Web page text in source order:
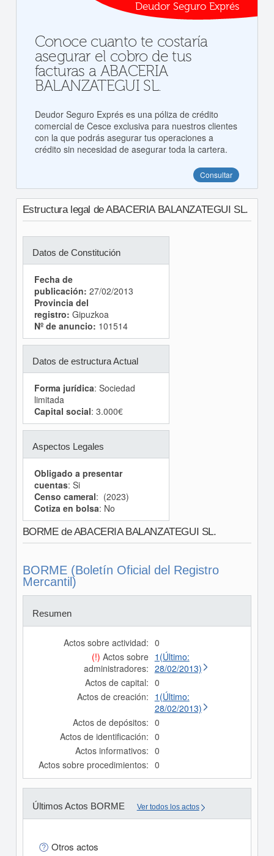
Deudor Seguro Exprés
Conoce cuanto te costaría
asegurar el cobro de tus
facturas a ABACERIA
BALANZATEGUI SL.
Deudor Seguro Exprés es una póliza de crédito
comercial de Cesce exclusiva para nuestros clientes
con la que podrás asegurar tus operaciones a
crédito sin necesidad de asegurar toda la cartera.
Consultar
Estructura legal de ABACERIA BALANZATEGUI SL.
Datos de Constitución
Fecha de
publicación: 27/02/2013
Provincia del
registro: Gipuzkoa
Nº de anuncio: 101514
Datos de estructura Actual
Forma jurídica: Sociedad
limitada
Capital social: 3.000€
Aspectos Legales
Obligado a presentar
cuentas: Si
Censo cameral: (2023)
Cotiza en bolsa: No
BORME de ABACERIA BALANZATEGUI SL.
BORME (Boletín Oficial del Registro
Mercantil)
Resumen
Actos sobre actividad: 0
(!) Actos sobre
administradores:
1(Último:
28/02/2013)
Actos de capital: 0
Actos de creación: 1(Último:
28/02/2013)
Actos de depósitos: 0
Actos de identificación: 0
Actos informativos: 0
Actos sobre procedimientos: 0
Últimos Actos BORME Ver todos los actos
Otros actos